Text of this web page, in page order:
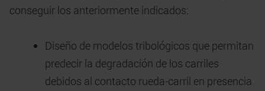
conseguir los anteriormente indicados:
Diseño de modelos tribológicos que permitan
predecir la degradación de los carriles
debidos al contacto rueda-carril en presencia